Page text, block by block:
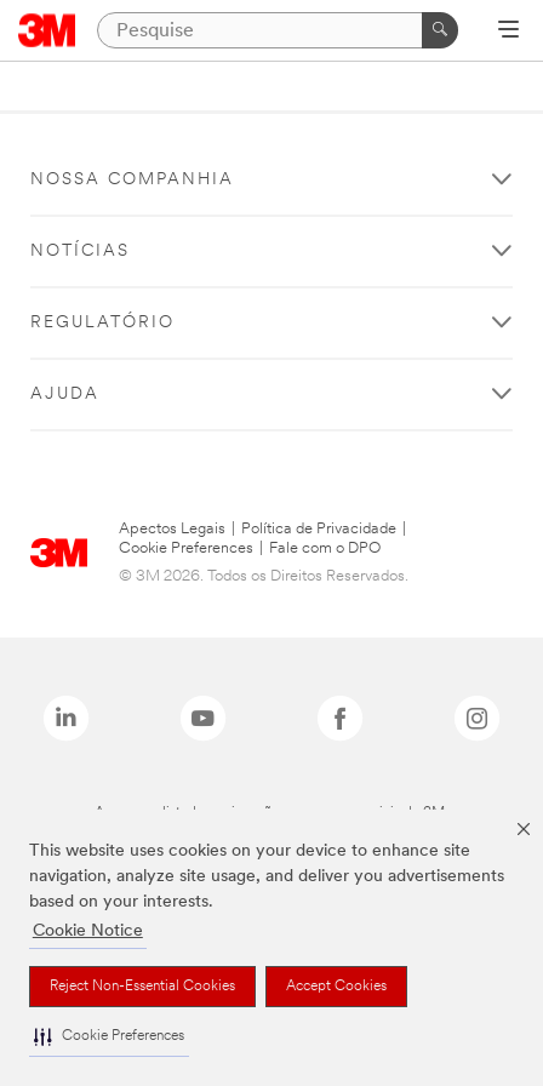
This website uses cookies on your device to enhance site
navigation, analyze site usage, and deliver you advertisements
based on your interests.
Cookie Notice
Reject Non-Essential Cookies Accept Cookies
Cookie Preferences
NOSSA COMPANHIA
NOTÍCIAS
REGULATÓRIO
AJUDA
Apectos Legais Política de Privacidade
Cookie Preferences
Fale com o DPO
© 3M 2026. Todos os Direitos Reservados.
As marcas listadas a cima são marcas comerciais da 3M.